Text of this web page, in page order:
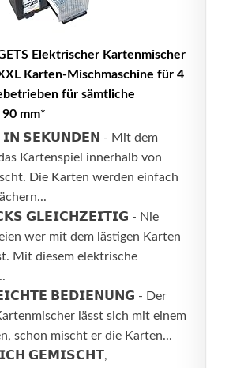
Elektrischer Kartenmischer
Karten-Mischmaschine für 4
für sämtliche
mm*
𝗦𝗘𝗞𝗨𝗡𝗗𝗘𝗡 - Mit dem
Kartenspiel innerhalb von
Die Karten werden einfach
𝗚𝗟𝗘𝗜𝗖𝗛𝗭𝗘𝗜𝗧𝗜𝗚 - Nie
wer mit dem lästigen Karten
Mit diesem elektrische
𝗕𝗘𝗗𝗜𝗘𝗡𝗨𝗡𝗚 - Der
lässt sich mit einem
schon mischt er die Karten...
𝗚𝗘𝗠𝗜𝗦𝗖𝗛𝗧,